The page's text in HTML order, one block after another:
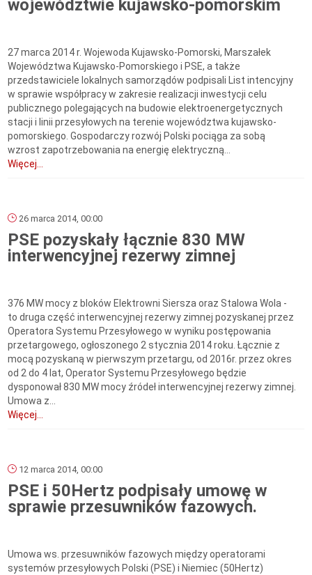
województwie kujawsko-pomorskim
27 marca 2014 r. Wojewoda Kujawsko-Pomorski, Marszałek
Województwa Kujawsko-Pomorskiego i PSE, a także
przedstawiciele lokalnych samorządów podpisali List intencyjny
w sprawie współpracy w zakresie realizacji inwestycji celu
publicznego polegających na budowie elektroenergetycznych
stacji i linii przesyłowych na terenie województwa kujawsko-
pomorskiego. Gospodarczy rozwój Polski pociąga za sobą
wzrost zapotrzebowania na energię elektryczną...
Więcej...
26 marca 2014, 00:00
PSE pozyskały łącznie 830 MW
interwencyjnej rezerwy zimnej
376 MW mocy z bloków Elektrowni Siersza oraz Stalowa Wola -
to druga część interwencyjnej rezerwy zimnej pozyskanej przez
Operatora Systemu Przesyłowego w wyniku postępowania
przetargowego, ogłoszonego 2 stycznia 2014 roku. Łącznie z
mocą pozyskaną w pierwszym przetargu, od 2016r. przez okres
od 2 do 4 lat, Operator Systemu Przesyłowego będzie
dysponował 830 MW mocy źródeł interwencyjnej rezerwy zimnej.
Umowa z...
Więcej...
12 marca 2014, 00:00
PSE i 50Hertz podpisały umowę w
sprawie przesuwników fazowych.
Umowa ws. przesuwników fazowych między operatorami
systemów przesyłowych Polski (PSE) i Niemiec (50Hertz)